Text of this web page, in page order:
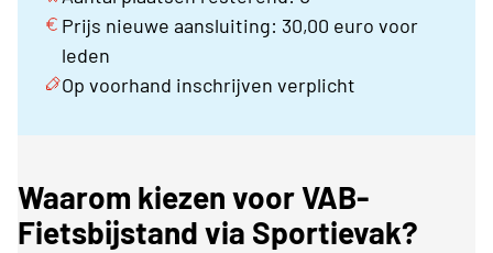
Prijs nieuwe aansluiting: 30,00 euro voor
leden
Op voorhand inschrijven verplicht
Waarom kiezen voor VAB-
Fietsbijstand via Sportievak?